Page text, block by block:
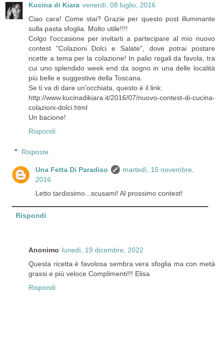
Kucina di Kiara venerdì, 08 luglio, 2016
Ciao cara! Come stai? Grazie per questo post illuminante
sulla pasta sfoglia. Molto utile!!!!
Colgo l'occasione per invitarti a partecipare al mio nuovo
contest "Colazioni Dolci e Salate", dove potrai postare
ricette a tema per la colazione! In palio regali da favola, tra
cui uno splendido week end da sogno in una delle località
più belle e suggestive della Toscana.
Se ti va di dare un'occhiata, questo è il link:
http://www.kucinadikiara.it/2016/07/nuovo-contest-di-cucina-
colazioni-dolci.html
Un bacione!
Rispondi
Risposte
Una Fetta Di Paradiso
martedì, 15 novembre,
2016
Letto tardissimo...scusami! Al prossimo contest!
Rispondi
Anonimo lunedì, 19 dicembre, 2022
Questa ricetta è favolosa sembra vera sfoglia ma con metà
grassi e più veloce Complimenti!!! Elisa
Rispondi